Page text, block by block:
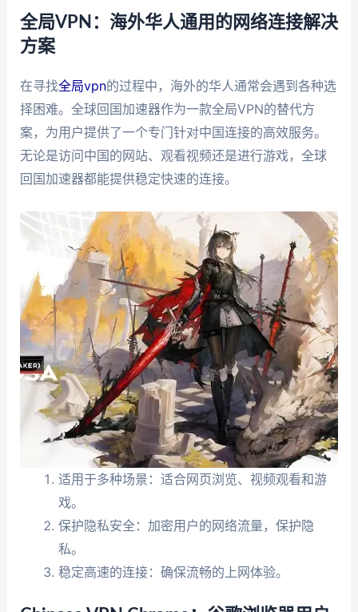
全局VPN：海外华人通用的网络连接解决
方案
在寻找全局vpn的过程中，海外的华人通常会遇到各种选
择困难。全球回国加速器作为一款全局VPN的替代方
案，为用户提供了一个专门针对中国连接的高效服务。
无论是访问中国的网站、观看视频还是进行游戏，全球
回国加速器都能提供稳定快速的连接。
适用于多种场景：适合网页浏览、视频观看和游
戏。
保护隐私安全：加密用户的网络流量，保护隐
私。
稳定高速的连接：确保流畅的上网体验。